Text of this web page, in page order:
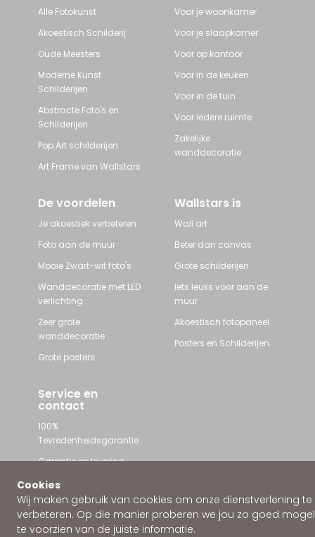
Cookies
Wij maken gebruik van cookies om onze dienstverlening te
verbeteren. Op die manier proberen we jou zo goed
te voorzien van de juiste informatie.
Alle Fotokunst
Akoestisch Schilderij
Oude Meesters
Moderne Kunst
Schilderijen
Abstracte Foto's en
Schilderijen
Pop Art schilderijen
Art Frame van Wallstars
Voor je woonkamer
Voor je slaapkamer
Voor op kantoor
Voor in de keuken
Voor in de tuin
Voor iedere ruimte
Zakelijke
wanddecoratie
De voordelen
Je akoestiek verbeteren
Foto aan de muur
Mooie Zwart-wit foto's
Wanddecoratie met LED
verlichting
Zeer grote
wanddecoratie
Grote posters
Wallstars is
Wall art
Beter dan canvas
Grote schilderijen
Iets leuks voor aan de
muur
Akoestisch fotopaneel
Posters en Schilderijen
Service en
contact
100%
Tevredenheidsgarantie
Garantie en levering
Contact met Wallstars
WhatsApp ons